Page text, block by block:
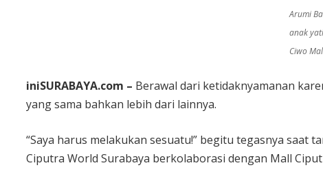
Arumi
anak
Ciwo
iniSURABAYA.com – Berawal dari ketidaknyamanan
yang sama bahkan lebih dari lainnya.
“Saya harus melakukan sesuatu!” begitu tegasnya saat
Ciputra World Surabaya berkolaborasi dengan Mall